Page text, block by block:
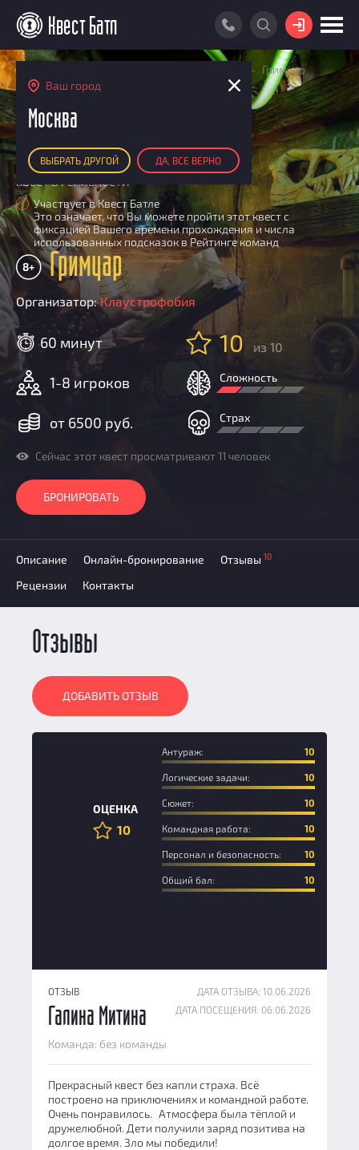
Ваш город
Москва
ВЫБРАТЬ ДРУГОЙ ДА, ВСЕ ВЕРНО
ВОЙТИ
КАРТА КВЕСТОВ
РЕЙТИНГ КОМАНД
Итоговый рейтинг
По количеству очков
По качеству игры
Список команд
ПОИСК КОМАНДЫ
КВЕСТ БАТЛ
О Квест Батле
Cashback
Как подсчитываются рейтинги
Призы
Новости
Партнерам
КВЕСТ В ПОДАРОК
Гримуар
КВЕСТ В РЕАЛЬНОСТИ
i
Участвует в Квест Батле
Это означает, что Вы можете пройти этот квест с
фиксацией Вашего времени прохождения и числа
использованных подсказок в Рейтинге команд
Гримуар
8+
Организатор:Клаустрофобия
60 минут
1-8 игроков
от 6500 руб.
10 из 10
Сложность
Страх
Сейчас этот квест просматривают 11 человек
БРОНИРОВАТЬ
Описание Онлайн-бронирование Отзывы 10
Рецензии Контакты
Отзывы
ДОБАВИТЬ ОТЗЫВ
ОЦЕНКА
10
Антураж: 10
Логические задачи: 10
Сюжет: 10
Командная работа: 10
Персонал и безопасность: 10
Общий бал: 10
ОТЗЫВ
ДАТА ОТЗЫВА: 10.06.2026
ДАТА ПОСЕЩЕНИЯ: 06.06.2026
Галина Митина
Команда: без команды
Прекрасный квест без капли страха. Всё
построено на приключениях и командной работе.
Очень понравилось. Атмосфера была тёплой и
дружелюбной. Дети получили заряд позитива на
долгое время. Зло мы победили!